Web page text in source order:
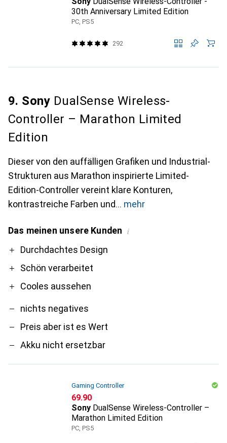
30th Anniversary Limited Edition
PC, PS5
292
9. Sony DualSense Wireless-
Controller – Marathon Limited
Edition
Dieser von den auffälligen Grafiken und Industrial-
Strukturen aus Marathon inspirierte Limited-
Edition-Controller vereint klare Konturen,
kontrastreiche Farben und
mehr
Das meinen unsere Kunden i
ProDurchdachtes Design
Schön verarbeitet
Cooles aussehen
Contra
nichts negatives
Preis aber ist es Wert
Akku nicht ersetzbar
Gaming Controller
CHF
69.90
Sony DualSense Wireless-Controller –
Marathon Limited Edition
PC, PS5